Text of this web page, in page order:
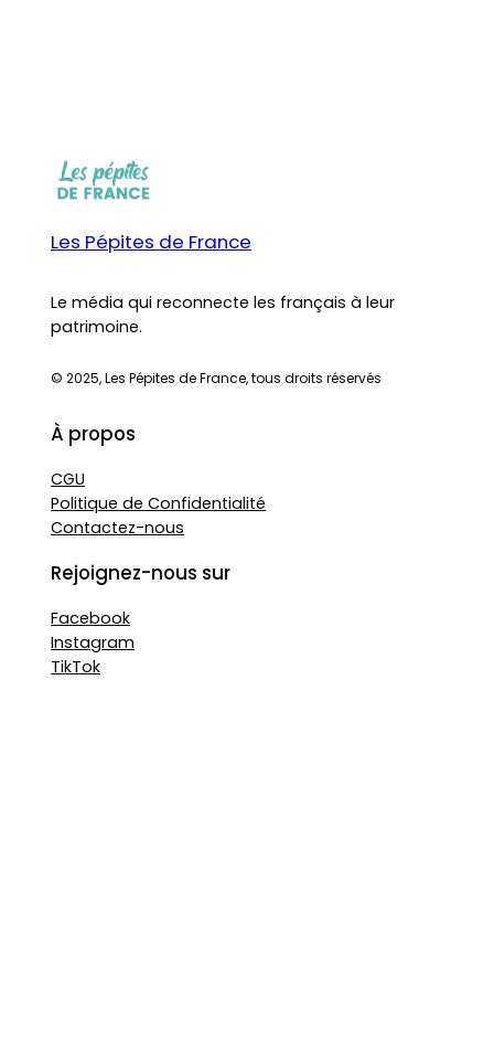
Les Pépites de France
Le média qui reconnecte les français à leur
patrimoine.
© 2025, Les Pépites de France, tous droits réservés
À propos
CGU
Politique de Confidentialité
Contactez-nous
Rejoignez-nous sur
Facebook
Instagram
TikTok